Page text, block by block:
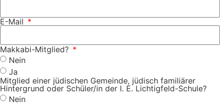
E-Mail
Makkabi-Mitglied?
Nein
Ja
Mitglied einer jüdischen Gemeinde, jüdisch familiärer
Hintergrund oder Schüler/in der I. E. Lichtigfeld-Schule?
Nein